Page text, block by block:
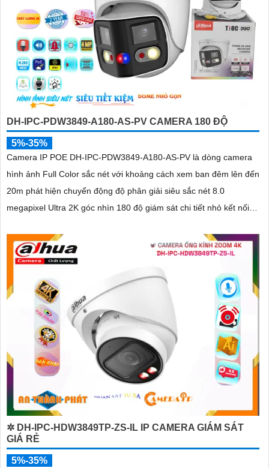
DH-IPC-PDW3849-A180-AS-PV CAMERA 180 ĐỘ
5%-35%
Camera IP POE DH-IPC-PDW3849-A180-AS-PV là dòng camera
hình ảnh Full Color sắc nét với khoảng cách xem ban đêm lên đến
20m phát hiện chuyển động độ phân giải siêu sắc nét 8.0
megapixel Ultra 2K góc nhìn 180 độ giám sát chi tiết nhỏ kết nối
✲ DH-IPC-HDW3849TP-ZS-IL IP CAMERA GIÁM SÁT
GIÁ RẺ
5%-35%